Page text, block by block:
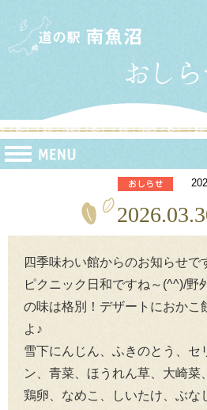
四季味わい館からのお知らせで
ピクニック日和ですね～(^^)/野
の味は格別！デザートにおかこ
よ♪
雪下にんじん、ふきのとう、セ
ン、青菜、ほうれん草、大崎菜
鶏卵、なめこ、しいたけ、ぶな